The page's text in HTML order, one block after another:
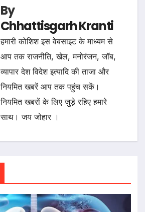
By
Chhattisgarh Kranti
हमारी कोशिश इस वेबसाइट के माध्यम से
आप तक राजनीति, खेल, मनोरंजन, जॉब,
व्यापार देश विदेश इत्यादि की ताजा और
नियमित खबरें आप तक पहुंच सकें।
नियमित खबरों के लिए जुड़े रहिए हमारे
साथ। जय जोहार ।